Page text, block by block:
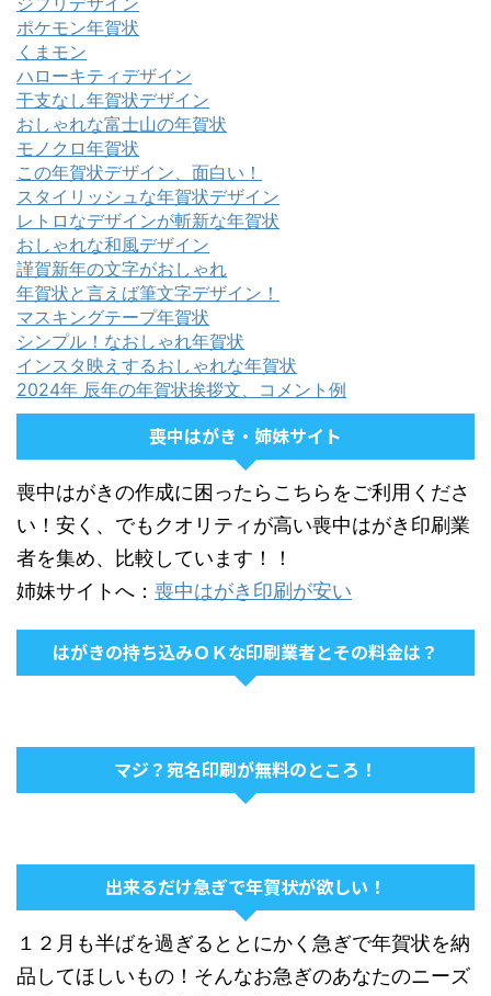
ポケモン年賀状
くまモン
ハローキティデザイン
干支なし年賀状デザイン
おしゃれな富士山の年賀状
モノクロ年賀状
この年賀状デザイン、面白い！
スタイリッシュな年賀状デザイン
レトロなデザインが斬新な年賀状
おしゃれな和風デザイン
謹賀新年の文字がおしゃれ
年賀状と言えば筆文字デザイン！
マスキングテープ年賀状
シンプル！なおしゃれ年賀状
インスタ映えするおしゃれな年賀状
2024年 辰年の年賀状挨拶文、コメント例
喪中はがき・姉妹サイト
喪中はがきの作成に困ったらこちらをご利用くださ
い！安く、でもクオリティが高い喪中はがき印刷業
者を集め、比較しています！！
姉妹サイトへ： 喪中はがき印刷が安い
はがきの持ち込みＯＫな印刷業者とその料金は？
マジ？宛名印刷が無料のところ！
出来るだけ急ぎで年賀状が欲しい！
１２月も半ばを過ぎるととにかく急ぎで年賀状を納
品してほしいもの！そんなお急ぎのあなたのニーズ